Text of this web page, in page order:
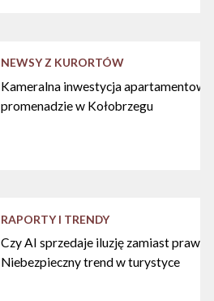
NEWSY Z KURORTÓW
Kameralna inwestycja
promenadzie w Kołobrzegu
RAPORTY I TRENDY
Czy AI sprzedaje iluzję zamiast
Niebezpieczny trend w turystyce